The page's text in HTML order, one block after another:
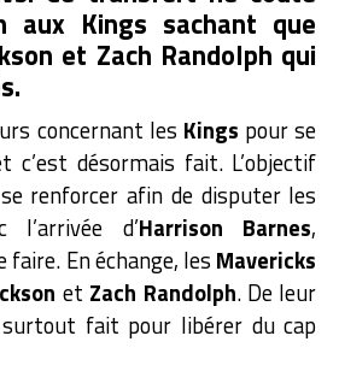
aux Kings sachant que
et Zach Randolph qui
concernant les Kings pour se
c’est désormais fait. L’objectif
renforcer afin de disputer les
d’Harrison Barnes,
En échange, les Mavericks
et Zach Randolph. De leur
fait pour libérer du cap